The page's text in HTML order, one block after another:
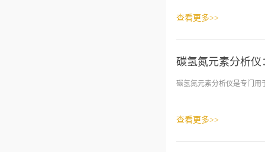
查看更多>>
碳氢氮元素分析仪
碳氢氮元素分析仪是专门用
查看更多>>